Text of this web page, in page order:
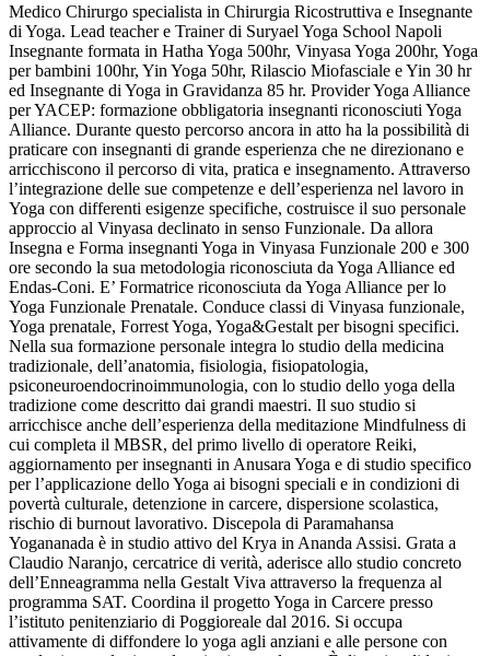
Medico Chirurgo specialista in Chirurgia Ricostruttiva e Insegnante
di Yoga. Lead teacher e Trainer di Suryael Yoga School Napoli
Insegnante formata in Hatha Yoga 500hr, Vinyasa Yoga 200hr, Yoga
per bambini 100hr, Yin Yoga 50hr, Rilascio Miofasciale e Yin 30 hr
ed Insegnante di Yoga in Gravidanza 85 hr. Provider Yoga Alliance
per YACEP: formazione obbligatoria insegnanti riconosciuti Yoga
Alliance. Durante questo percorso ancora in atto ha la possibilità di
praticare con insegnanti di grande esperienza che ne direzionano e
arricchiscono il percorso di vita, pratica e insegnamento. Attraverso
l’integrazione delle sue competenze e dell’esperienza nel lavoro in
Yoga con differenti esigenze specifiche, costruisce il suo personale
approccio al Vinyasa declinato in senso Funzionale. Da allora
Insegna e Forma insegnanti Yoga in Vinyasa Funzionale 200 e 300
ore secondo la sua metodologia riconosciuta da Yoga Alliance ed
Endas-Coni. E’ Formatrice riconosciuta da Yoga Alliance per lo
Yoga Funzionale Prenatale. Conduce classi di Vinyasa funzionale,
Yoga prenatale, Forrest Yoga, Yoga&Gestalt per bisogni specifici.
Nella sua formazione personale integra lo studio della medicina
tradizionale, dell’anatomia, fisiologia, fisiopatologia,
psiconeuroendocrinoimmunologia, con lo studio dello yoga della
tradizione come descritto dai grandi maestri. Il suo studio si
arricchisce anche dell’esperienza della meditazione Mindfulness di
cui completa il MBSR, del primo livello di operatore Reiki,
aggiornamento per insegnanti in Anusara Yoga e di studio specifico
per l’applicazione dello Yoga ai bisogni speciali e in condizioni di
povertà culturale, detenzione in carcere, dispersione scolastica,
rischio di burnout lavorativo. Discepola di Paramahansa
Yogananada è in studio attivo del Krya in Ananda Assisi. Grata a
Claudio Naranjo, cercatrice di verità, aderisce allo studio concreto
dell’Enneagramma nella Gestalt Viva attraverso la frequenza al
programma SAT. Coordina il progetto Yoga in Carcere presso
l’istituto penitenziario di Poggioreale dal 2016. Si occupa
attivamente di diffondere lo yoga agli anziani e alle persone con